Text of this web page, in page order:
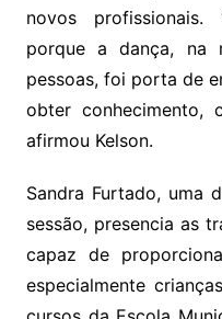
novos
porque a dança, na
pessoas, foi porta de
obter conhecimento,
afirmou Kelson.
Sandra Furtado, uma
sessão, presencia as
capaz de
especialmente